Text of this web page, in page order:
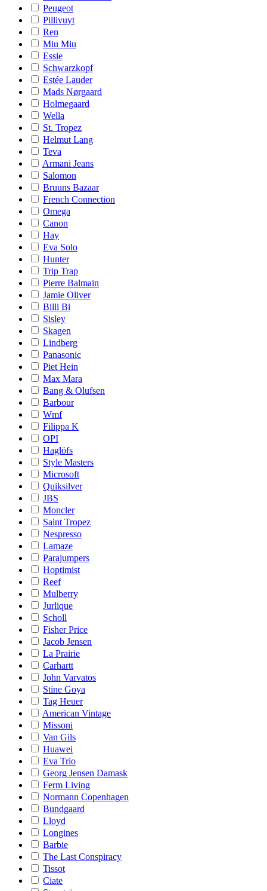
Peugeot
Pillivuyt
Ren
Miu Miu
Essie
Schwarzkopf
Estée Lauder
Mads Nørgaard
Holmegaard
Wella
St. Tropez
Helmut Lang
Teva
Armani Jeans
Salomon
Bruuns Bazaar
French Connection
Omega
Canon
Hay
Eva Solo
Hunter
Trip Trap
Pierre Balmain
Jamie Oliver
Billi Bi
Sisley
Skagen
Lindberg
Panasonic
Piet Hein
Max Mara
Bang & Olufsen
Barbour
Wmf
Filippa K
OPI
Haglöfs
Style Masters
Microsoft
Quiksilver
JBS
Moncler
Saint Tropez
Nespresso
Lamaze
Parajumpers
Hoptimist
Reef
Mulberry
Jurlique
Scholl
Fisher Price
Jacob Jensen
La Prairie
Carhartt
John Varvatos
Stine Goya
Tag Heuer
American Vintage
Missoni
Van Gils
Huawei
Eva Trio
Georg Jensen Damask
Ferm Living
Normann Copenhagen
Bundgaard
Lloyd
Longines
Barbie
The Last Conspiracy
Tissot
Ciate